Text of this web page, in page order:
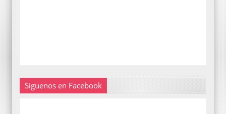
Siguenos en Facebook